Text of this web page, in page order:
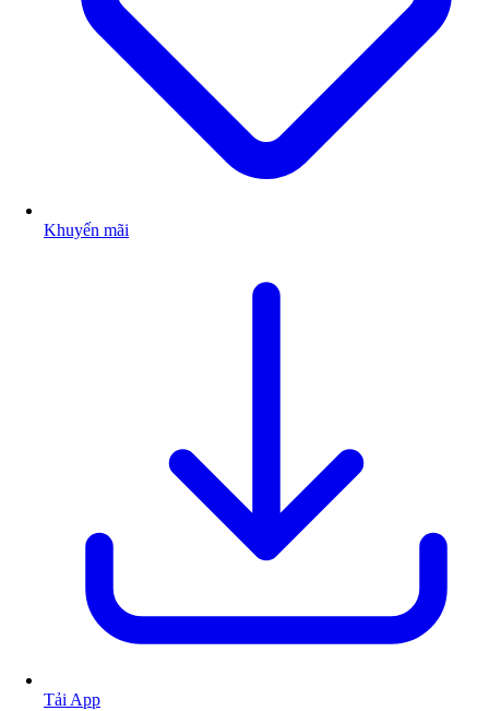
Khuyến mãi
Tải App